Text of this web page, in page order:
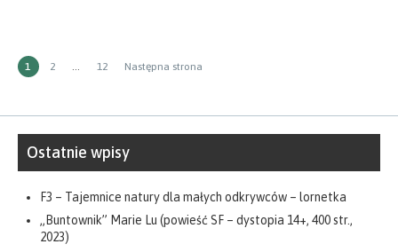
Stronicowanie
STRONA
1 Strona
2 Strona
12 Następna strona
Ostatnie wpisy
F3 – Tajemnice natury dla małych odkrywców – lornetka
„Buntownik” Marie Lu (powieść SF – dystopia 14+, 400 str.,
2023)